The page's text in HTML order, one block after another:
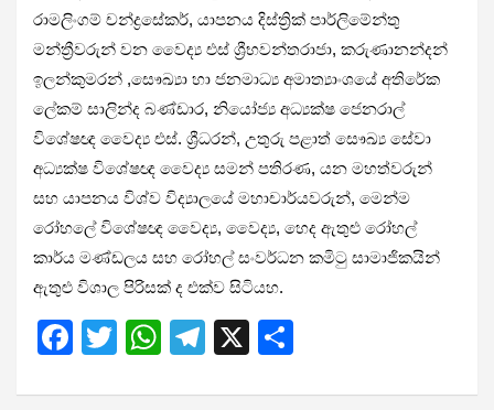
රාමලිංගම් චන්ද්‍රසේකර්, යාපනය දිස්ත්‍රික් පාර්ලිමේන්තු
මන්ත්‍රීවරුන් වන වෛද්‍ය එස් ශ්‍රීභවන්තරාජා, කරුණානන්දන්
ඉලන්කුමරන් ,සෞඛ්‍යා හා ජනමාධ්‍ය අමාත්‍යාංශයේ අතිරේක
ලේකම් සාලින්ද බණ්ඩාර, නියෝජ්‍ය අධ්‍යක්ෂ ජෙනරාල්
විශේෂඥ වෛද්‍ය එස්. ශ්‍රීධරන්, උතුරු පළාත් සෞඛ්‍ය සේවා
අධ්‍යක්ෂ විශේෂඥ වෛද්‍ය සමන් පතිරණ, යන මහත්වරුන්
සහ යාපනය විශ්ව විද්‍යාලයේ මහාචාර්යවරුන්, මෙන්ම
රෝහලේ විශේෂඥ වෛද්‍ය, වෛද්‍ය, හෙද ඇතුළු රෝහල්
කාර්ය මණ්ඩලය සහ රෝහල් සංවර්ධන කමිටු සාමාජිකයින්
ඇතුළු විශාල පිරිසක් ද එක්ව සිටියහ.
F
T
W T
X